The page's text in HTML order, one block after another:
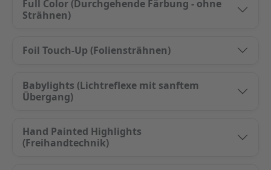
Full Color (Durchgehende Färbung - ohne
Strähnen)
Foil Touch-Up (Foliensträhnen)
Babylights (Lichtreflexe mit sanftem
Übergang)
Hand Painted Highlights
(Freihandtechnik)